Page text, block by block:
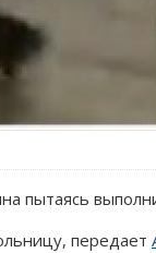
пытаясь
передает